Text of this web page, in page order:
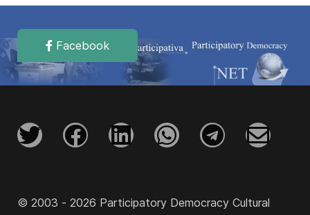
Facebook
© 2003 - 2026 Participatory Democracy Cultural